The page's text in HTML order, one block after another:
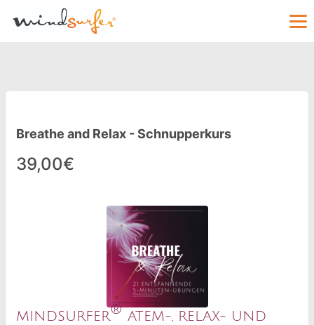
Breathe and Relax - Schnupperkurs
39,00€
MINDSURFER® ATEM-, RELAX- UND